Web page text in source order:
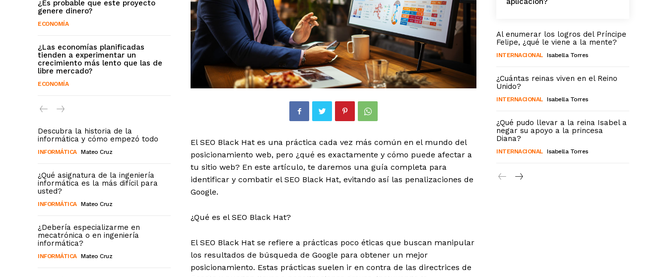
¿Es probable que este proyecto
genere dinero?
ECONOMÍA
¿Las economías planificadas
tienden a experimentar un
crecimiento más lento que las de
libre mercado?
ECONOMÍA
Descubra la historia de la
informática y cómo empezó todo
INFORMÁTICA Mateo Cruz
¿Qué asignatura de la ingeniería
informática es la más difícil para
usted?
INFORMÁTICA Mateo Cruz
¿Debería especializarme en
mecatrónica o en ingeniería
informática?
INFORMÁTICA Mateo Cruz
El SEO Black Hat es una práctica cada vez más común en el mundo del
posicionamiento web, pero ¿qué es exactamente y cómo puede afectar a
tu sitio web? En este artículo, te daremos una guía completa para
identificar y combatir el SEO Black Hat, evitando así las penalizaciones de
Google.
¿Qué es el SEO Black Hat?
El SEO Black Hat se refiere a prácticas poco éticas que buscan manipular
los resultados de búsqueda de Google para obtener un mejor
posicionamiento. Estas prácticas suelen ir en contra de las directrices de
Al enumerar los logros del Príncipe
Felipe, ¿qué le viene a la mente?
INTERNACIONAL Isabella Torres
¿Cuántas reinas viven en el Reino
Unido?
INTERNACIONAL Isabella Torres
¿Qué pudo llevar a la reina Isabel a
negar su apoyo a la princesa
Diana?
INTERNACIONAL Isabella Torres